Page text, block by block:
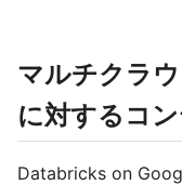
マルチクラ
に対するコ
Databricks on